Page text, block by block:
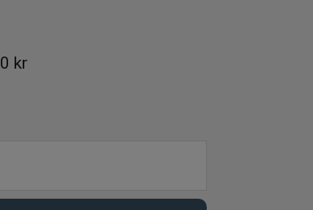
0 kr